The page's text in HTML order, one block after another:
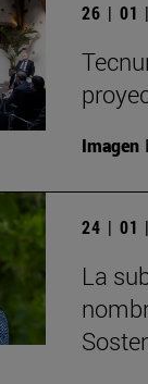
26 | 01
Imagen
24 | 01
La